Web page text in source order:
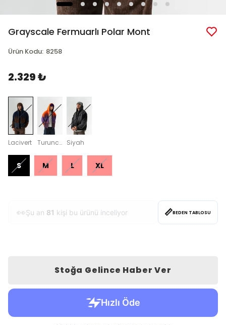
Grayscale Fermuarlı Polar Mont
Ürün Kodu: 8258
2.329 ₺
Lacivert Turuncu Siyah
S M L XL
❤️Bu hafta 47kişi favoriledi 📏BEDEN TABLOSU
Stoğa Gelince Haber Ver